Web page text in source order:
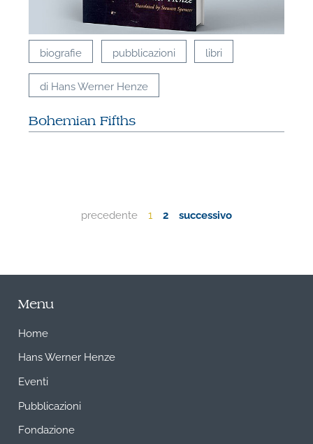
biografie pubblicazioni libri
di Hans Werner Henze
Bohemian Fifths
precedente 1 2 successivo
Menu
Home
Hans Werner Henze
Eventi
Pubblicazioni
Fondazione